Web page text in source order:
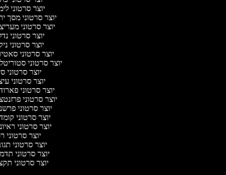
יוצר סרטוני
יוצר סרטוני מסך
יוצר סרטוני
יוצר סרטוני
יוצר סרטוני
יוצר סרטוני
יוצר סרטוני
יוצר סרטוני
יוצר סרטוני
יוצר סרטוני
יוצר סרטוני
יוצר סרטוני
יוצר סרטוני
יוצר סרטוני
יוצר סרטוני
יוצר סרטוני
יוצר סרטוני
יוצר סרטוני